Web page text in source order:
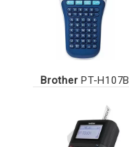
BrotherPT-H107B